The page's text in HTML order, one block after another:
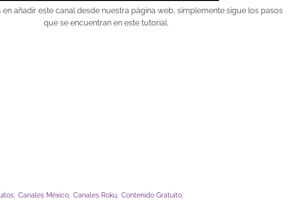
en añadir este canal desde nuestra página web, simplemente sigue los pasos
que se encuentran en este tutorial.
Canales México Canales Roku Contenido Gratuito